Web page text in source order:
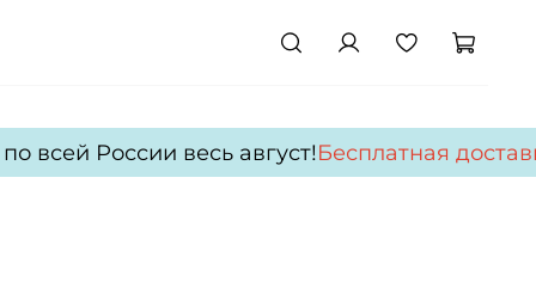
всей России весь август!Бесплатная